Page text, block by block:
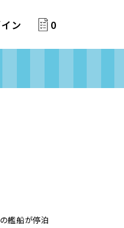
ン 0
艦船が停泊